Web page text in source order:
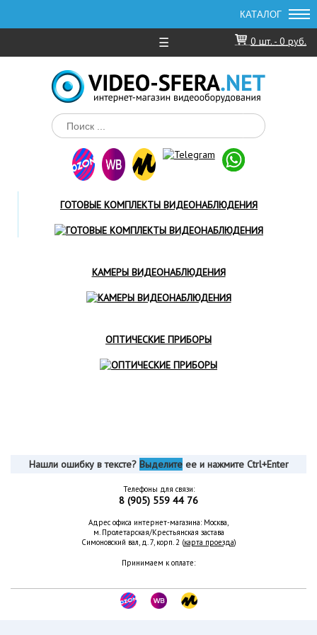
☰ 0 шт. - 0 руб.
ГОТОВЫЕ КОМПЛЕКТЫ ВИДЕОНАБЛЮДЕНИЯ
КАМЕРЫ ВИДЕОНАБЛЮДЕНИЯ
ОПТИЧЕСКИЕ ПРИБОРЫ
Нашли ошибку в тексте? Выделитеее и нажмите Ctrl+Enter
Телефоны для связи:
8 (905) 559 44 76
Адрес офиса интернет-магазина: Москва,
м. Пролетарская/Крестьянская застава
Симоновский вал, д. 7, корп. 2 (карта проезда)
Принимаем к оплате: